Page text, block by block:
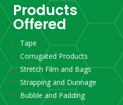
Products
Offered
Tape
Corrugated Products
Stretch Film and Bags
Strapping and Dunnage
Bubble and Padding